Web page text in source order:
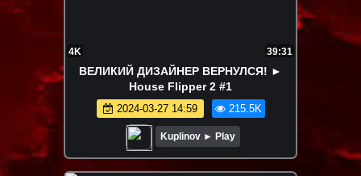
4K 39:31
ВЕЛИКИЙ ДИЗАЙНЕР ВЕРНУЛСЯ! ►
House Flipper 2 #1
2024-03-27 14:59 215.5K
Kuplinov ► Play